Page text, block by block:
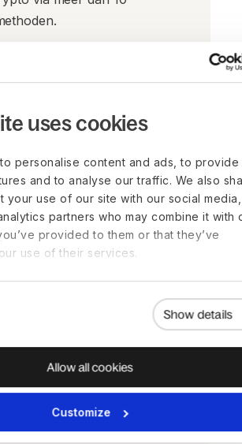
uses cookies
personalise content and ads, to provide
and to analyse our traffic. We also
your use of our site with our social media,
partners who may combine it with
provided to them or that they’ve
use of their services.
Show details
Allow all cookies
Customize
API-integraties
te synchroniseren.